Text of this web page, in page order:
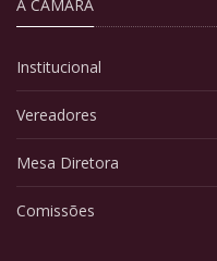
A CÂMARA
Institucional
Vereadores
Mesa Diretora
Comissões